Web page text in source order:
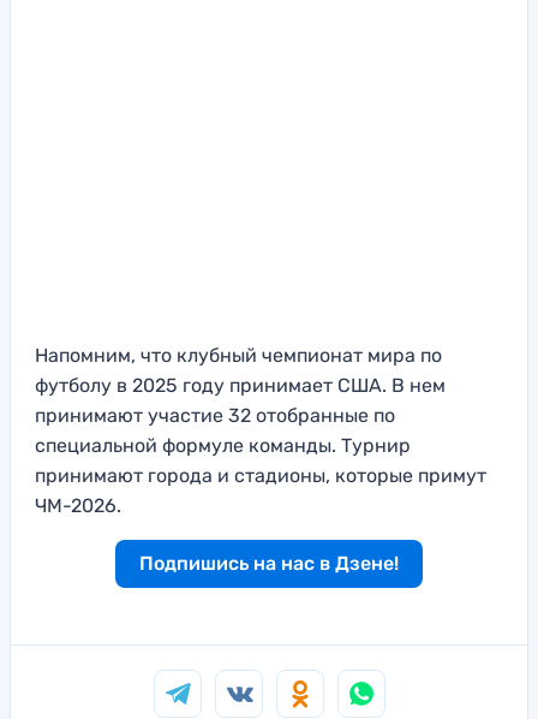
Напомним, что клубный чемпионат мира по
футболу в 2025 году принимает США. В нем
принимают участие 32 отобранные по
специальной формуле команды. Турнир
принимают города и стадионы, которые примут
ЧМ-2026.
Подпишись на нас в Дзене!